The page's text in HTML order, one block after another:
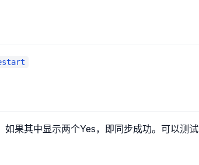
如果其中显示两个Yes，即同步成功。可以测试